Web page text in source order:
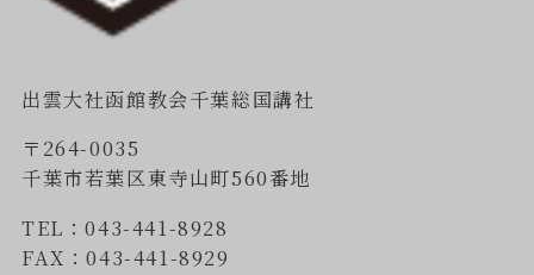
出雲大社函館教会千葉総国講社
〒264-0035
千葉市若葉区東寺山町560番地
TEL：043-441-8928
FAX：043-441-8929